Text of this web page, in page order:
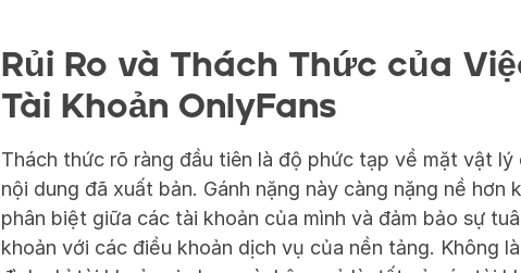
Rủi Ro và Thách Thức của
Tài Khoản OnlyFans
Thách thức rõ ràng đầu tiên là độ phức tạp về mặt vật
nội dung đã xuất bản. Gánh nặng này càng nặng nề hơn
phân biệt giữa các tài khoản của mình và đảm bảo sự
khoản với các điều khoản dịch vụ của nền tảng. Không